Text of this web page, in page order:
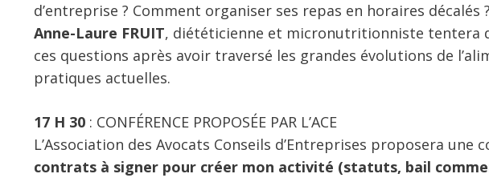
d’entreprise ? Comment organiser ses repas en horaires décalés
Anne-Laure FRUIT, diététicienne et micronutritionniste tentera
ces questions après avoir traversé les grandes évolutions de
pratiques actuelles.
17 H 30 : CONFÉRENCE PROPOSÉE PAR L’ACE
L’Association des Avocats Conseils d’Entreprises proposera une
contrats à signer pour créer mon activité (statuts, bail